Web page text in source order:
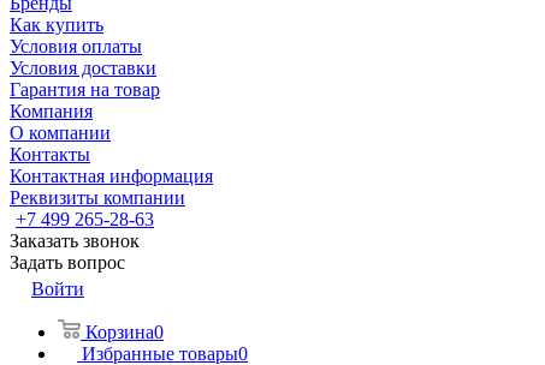
Как купить
Условия оплаты
Условия доставки
Гарантия на товар
Компания
О компании
Контакты
Контактная информация
Реквизиты компании
+7 499 265-28-63
Заказать звонок
Задать вопрос
Войти
Корзина0
Избранные товары0